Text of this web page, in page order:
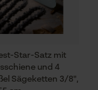
Star-Satz mit
und 4
Sägeketten 3/8",